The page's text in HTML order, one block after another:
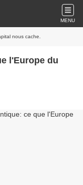
MENU
nous cache.
l'Europe du